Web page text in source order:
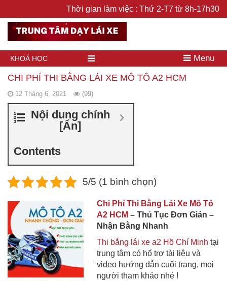
Thời gian làm việc : Thứ 2-T7 từ 8h-17h30
KHOÁ HỌC Menu
CHI PHÍ THI BẰNG LÁI XE MÔ TÔ A2 HCM
12 Tháng 6, 2021 (99)
Nội dung chính
[Ẩn]
Contents
5/5 (1 bình chọn)
Chi Phí Thi Bằng Lái Xe Mô Tô
A2 HCM – Thủ Tục Đơn Giản –
Nhận Bằng Nhanh
Thi bằng lái xe a2 Hồ Chí Minh tại
trung tâm có hổ trợ tài liệu và
video hướng dẫn cuối trang, mọi
người tham khảo nhé !